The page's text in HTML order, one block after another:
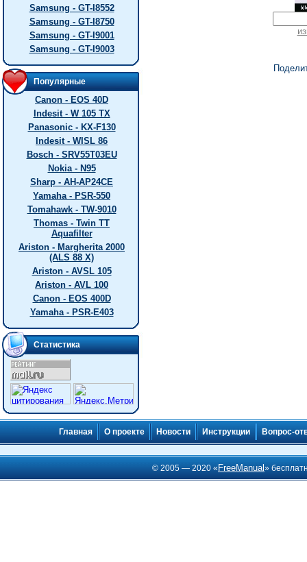
Samsung - GT-I8552
Samsung - GT-I8750
Samsung - GT-I9001
Samsung - GT-I9003
Популярные
Canon - EOS 40D
Indesit - W 105 TX
Panasonic - KX-F130
Indesit - WISL 86
Bosch - SRV55T03EU
Nokia - N95
Sharp - AH-AP24CE
Yamaha - PSR-550
Tomahawk - TW-9010
Thomas - Twin TT
Aquafilter
Ariston - Margherita 2000
(ALS 88 X)
Ariston - AVSL 105
Ariston - AVL 100
Canon - EOS 400D
Yamaha - PSR-E403
Статистика
Главная О проекте Новости Инструкции Вопрос-
© 2005 — 2020 « FreeManual»